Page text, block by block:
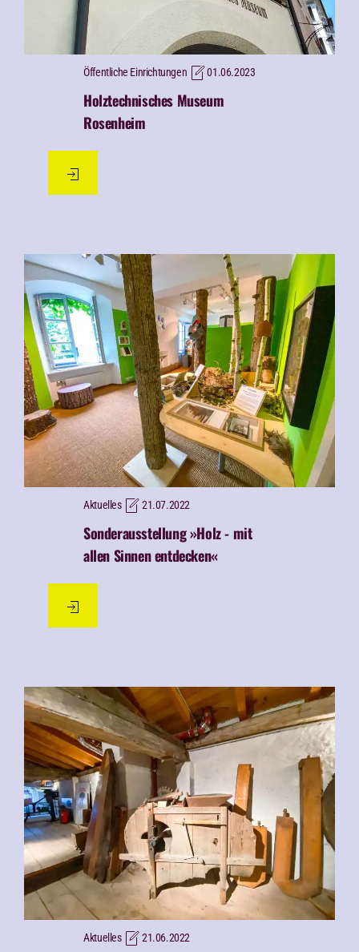
Öffentliche Einrichtungen 01.06.2023
Holztechnisches Museum
Rosenheim
Aktuelles 21.07.2022
Sonderausstellung »Holz - mit
allen Sinnen entdecken«
Aktuelles 21.06.2022